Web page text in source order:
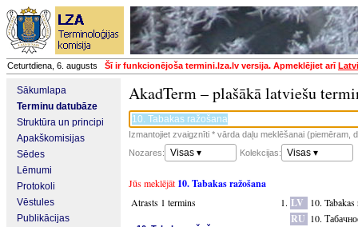
Ceturtdiena, 6. augusts Šī ir funkcionējoša termini.lza.lv versija. Apmeklējiet arī
Sākumlapa
Terminu datubāze
Struktūra un principi
Apakškomisijas
Sēdes
Lēmumi
Protokoli
Vēstules
Publikācijas
AkadTerm – plašākā latviešu
Izmantojiet zvaigznīti * vārda daļu meklēšanai (piemēram,
Nozares:
Visas ▾ Kolekcijas: Visas ▾
Jūs meklējāt 10. Tabakas ražošana
Atrasts 1 termins
LV 10. Tabakas
RU 10.